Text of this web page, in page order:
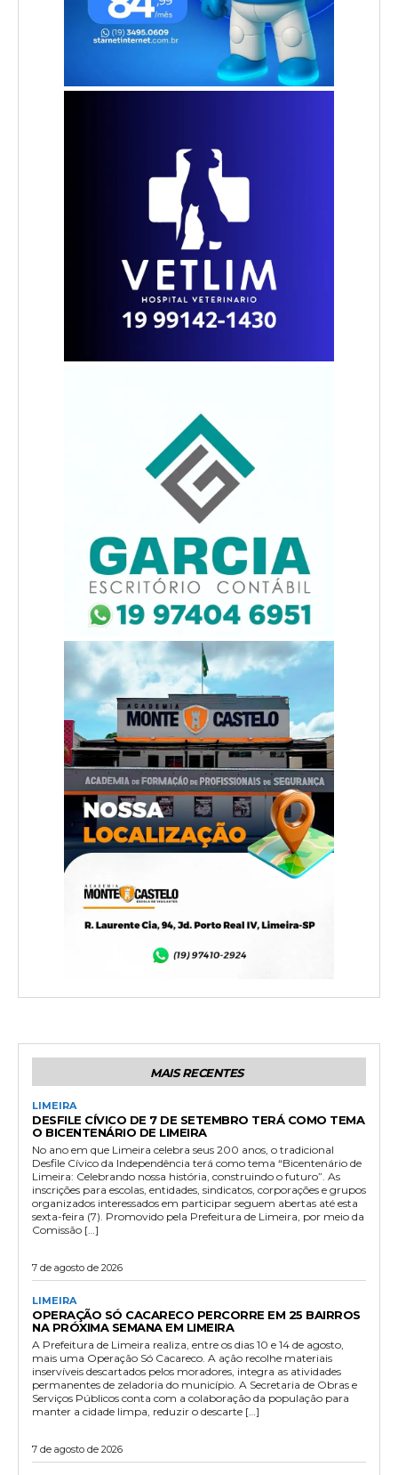
MAIS RECENTES
LIMEIRA
DESFILE CÍVICO DE 7 DE SETEMBRO TERÁ COMO TEMA
O BICENTENÁRIO DE LIMEIRA
No ano em que Limeira celebra seus 200 anos, o tradicional
Desfile Cívico da Independência terá como tema “Bicentenário de
Limeira: Celebrando nossa história, construindo o futuro”. As
inscrições para escolas, entidades, sindicatos, corporações e grupos
organizados interessados em participar seguem abertas até esta
sexta-feira (7). Promovido pela Prefeitura de Limeira, por meio da
Comissão […]
7 de agosto de 2026
LIMEIRA
OPERAÇÃO SÓ CACARECO PERCORRE EM 25 BAIRROS
NA PRÓXIMA SEMANA EM LIMEIRA
A Prefeitura de Limeira realiza, entre os dias 10 e 14 de agosto,
mais uma Operação Só Cacareco. A ação recolhe materiais
inservíveis descartados pelos moradores, integra as atividades
permanentes de zeladoria do município. A Secretaria de Obras e
Serviços Públicos conta com a colaboração da população para
manter a cidade limpa, reduzir o descarte […]
7 de agosto de 2026